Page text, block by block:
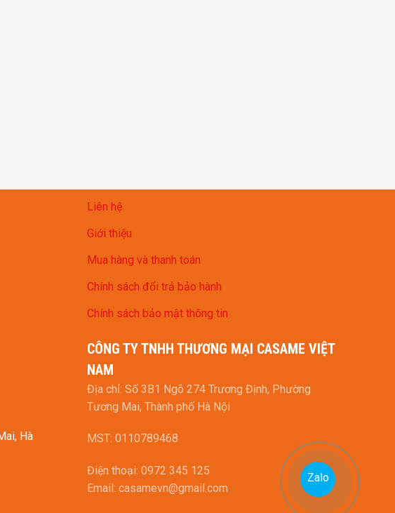
Hà
Liên hệ
Giới thiệu
Mua hàng và thanh toán
Chính sách đổi trả bảo hành
Chính sách bảo mật thông tin
CÔNG TY TNHH THƯƠNG MẠI CASAME VIỆT
NAM
Địa chỉ: Số 3B1 Ngõ 274 Trương Định, Phường
Tương Mai, Thành phố Hà Nội
MST: 0110789468
Điện thoại: 0972 345 125
Email: casamevn@gmail.com
Zalo